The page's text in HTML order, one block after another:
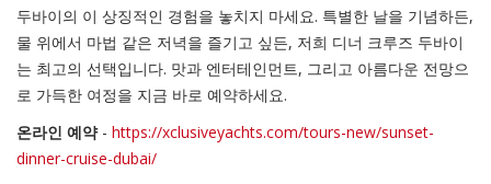
두바이의 이 상징적인 경험을 놓치지 마세요. 특별한 날을 기념하든,
물 위에서 마법 같은 저녁을 즐기고 싶든, 저희 디너 크루즈 두바이
는 최고의 선택입니다. 맛과 엔터테인먼트, 그리고 아름다운 전망으
로 가득한 여정을 지금 바로 예약하세요.
온라인 예약 - https://xclusiveyachts.com/tours-new/sunset-
dinner-cruise-dubai/